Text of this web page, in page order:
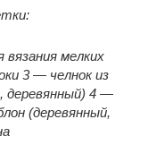
вязания мелких
3 — челнок из
деревянный) 4 —
(деревянный,